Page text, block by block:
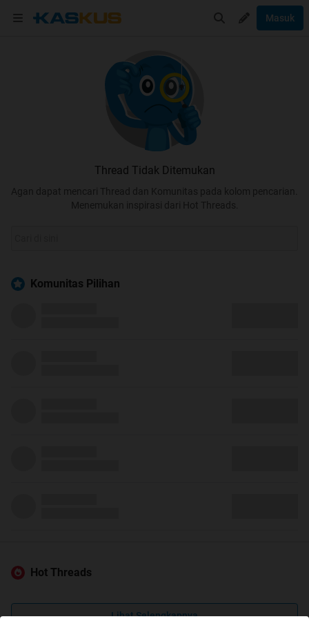
Masuk
Thread Tidak Ditemukan
Agan dapat mencari Thread dan Komunitas pada kolom pencarian.
Menemukan inspirasi dari Hot Threads.
Komunitas Pilihan
Hot Threads
Lihat Selengkapnya